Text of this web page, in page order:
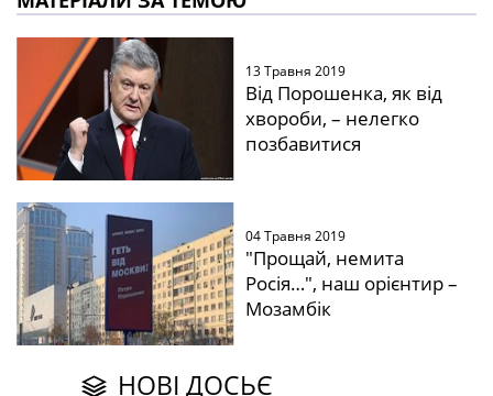
13 Травня 2019
Від Порошенка, як від
хвороби, – нелегко
позбавитися
04 Травня 2019
"Прощай, немита
Росія…", наш орієнтир –
Мозамбік
НОВІ ДОСЬЄ